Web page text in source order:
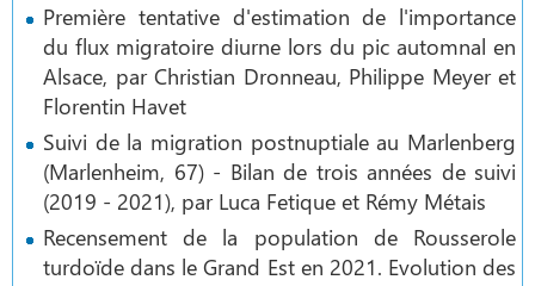
Première tentative d'estimation de l'importance
du flux migratoire diurne lors du pic automnal en
Alsace, par Christian Dronneau, Philippe Meyer et
Florentin Havet
Suivi de la migration postnuptiale au Marlenberg
(Marlenheim, 67) - Bilan de trois années de suivi
(2019 - 2021), par Luca Fetique et Rémy Métais
Recensement de la population de Rousserole
turdoïde dans le Grand Est en 2021. Evolution des